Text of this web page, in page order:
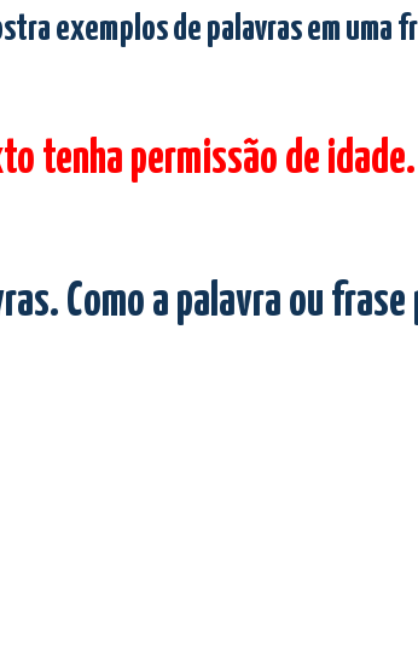
exemplos de palavras em uma
tenha permissão de
Como a palavra ou